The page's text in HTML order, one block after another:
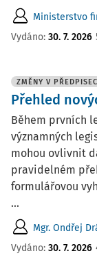
Ministerstvo
Vydáno: 30. 7. 2026
ZMĚNY V
Přehled
Během prvních
významných
mohou ovlivnit
pravidelném
formulářovou
...
Mgr. Ondřej
Vydáno: 30. 7. 2026